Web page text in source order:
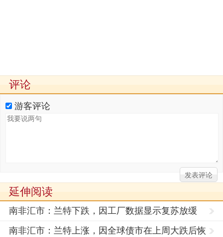
评论
游客评论
延伸阅读
南非汇市：兰特下跌，因工厂数据显示复苏放缓
南非汇市：兰特上涨，因全球债市在上周大跌后恢